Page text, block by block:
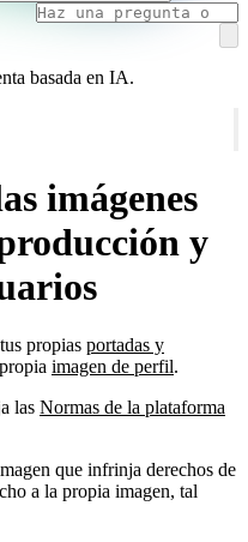
basada en IA.
imágenes
y
propias portadas y
imagen de perfil.
las Normas de la plataforma
que infrinja derechos de
a la propia imagen, tal